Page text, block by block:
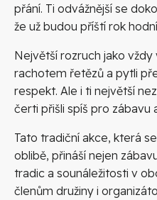
přání. Ti odvážnější se
že už budou příští rok
Největší rozruch jako vždy
rachotem řetězů a pytli
respekt. Ale i ti největší
čerti přišli spíš pro zábavu
Tato tradiční akce, která
oblibě, přináší nejen
tradic a sounáležitosti v
členům družiny i